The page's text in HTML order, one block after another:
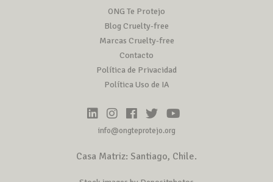
ONG Te Protejo
Blog Cruelty-free
Marcas Cruelty-free
Contacto
Política de Privacidad
Política Uso de IA
info@ongteprotejo.org
Casa Matriz: Santiago, Chile.